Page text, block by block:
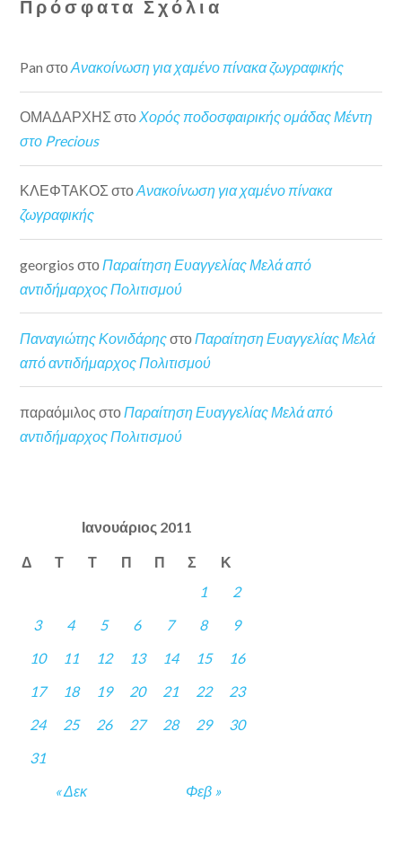
Πρόσφατα Σχόλια
Pan στοΑνακοίνωση για χαμένο πίνακα ζωγραφικής
ΟΜΑΔΑΡΧΗΣ στοΧορός ποδοσφαιρικής ομάδας Μέντη
στο Precious
ΚΛΕΦΤΑΚΟΣ στοΑνακοίνωση για χαμένο πίνακα
ζωγραφικής
georgios στο Παραίτηση Ευαγγελίας Μελά από
αντιδήμαρχος Πολιτισμού
Παναγιώτης ΚονιδάρηςστοΠαραίτηση Ευαγγελίας Μελά
από αντιδήμαρχος Πολιτισμού
παραόμιλος στοΠαραίτηση Ευαγγελίας Μελά από
αντιδήμαρχος Πολιτισμού
Ιανουάριος 2011
Δ Τ Τ Π Π Σ Κ
« Δεκ Φεβ »
1
2
3
4 5 6 7 8
9
10
11 12 13 14 15
16
17
18 19 20 21 22
23
24
25 26 27 28 29
30
31